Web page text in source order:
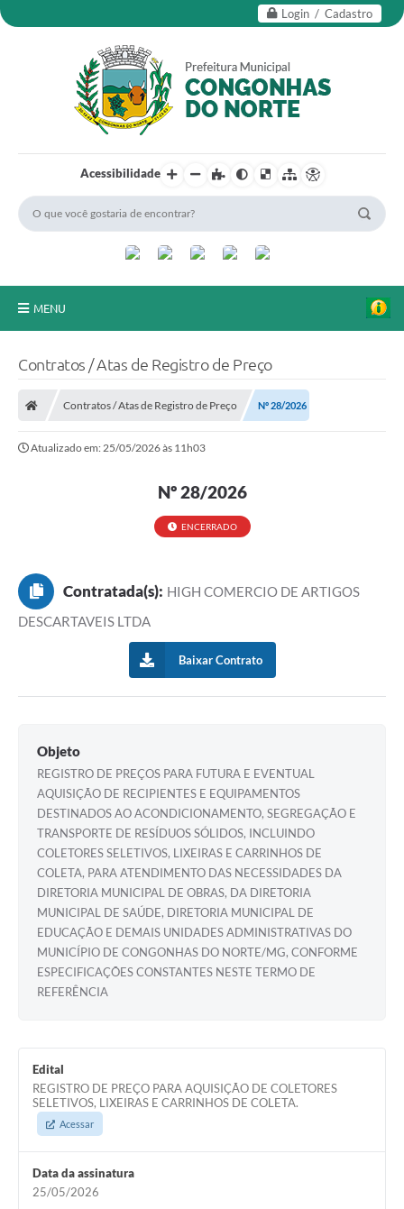
Login / Cadastro
Acessibilidade
MENU
Legislação
Telefones Úteis
Contratos / Atas de Registro de Preço
Contratos / Atas de Registro de Preço Nº 28/2026
Atualizado em: 25/05/2026 às 11h03
Nº 28/2026
ENCERRADO
Contratada(s): HIGH COMERCIO DE ARTIGOS
DESCARTAVEIS LTDA
Baixar Contrato
Objeto
REGISTRO DE PREÇOS PARA FUTURA E EVENTUAL
AQUISIÇÃO DE RECIPIENTES E EQUIPAMENTOS
DESTINADOS AO ACONDICIONAMENTO, SEGREGAÇÃO E
TRANSPORTE DE RESÍDUOS SÓLIDOS, INCLUINDO
COLETORES SELETIVOS, LIXEIRAS E CARRINHOS DE
COLETA, PARA ATENDIMENTO DAS NECESSIDADES DA
DIRETORIA MUNICIPAL DE OBRAS, DA DIRETORIA
MUNICIPAL DE SAÚDE, DIRETORIA MUNICIPAL DE
EDUCAÇÃO E DEMAIS UNIDADES ADMINISTRATIVAS DO
MUNICÍPIO DE CONGONHAS DO NORTE/MG, CONFORME
ESPECIFICAÇÕES CONSTANTES NESTE TERMO DE
REFERÊNCIA
Edital
REGISTRO DE PREÇO PARA AQUISIÇÃO DE COLETORES
SELETIVOS, LIXEIRAS E CARRINHOS DE COLETA.
Acessar
Data da assinatura
25/05/2026